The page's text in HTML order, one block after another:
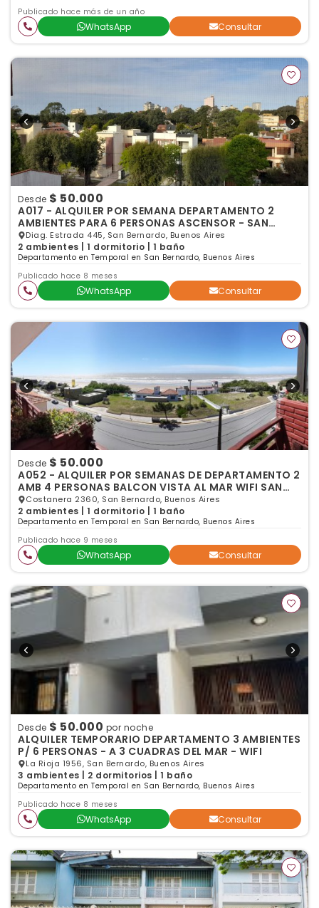
Publicado hace más de un año
WhatsApp Consultar
Desde $ 50.000
A017 - ALQUILER POR SEMANA DEPARTAMENTO 2
AMBIENTES PARA 6 PERSONAS ASCENSOR - SAN
BERNARDO
Diag. Estrada 445, San Bernardo, Buenos Aires
2 ambientes | 1 dormitorio | 1 baño
Departamento en Temporal en San Bernardo, Buenos Aires
Publicado hace 8 meses
WhatsApp Consultar
Desde $ 50.000
A052 - ALQUILER POR SEMANAS DE DEPARTAMENTO 2
AMB 4 PERSONAS BALCON VISTA AL MAR WIFI SAN
BERNARDO
Costanera 2360, San Bernardo, Buenos Aires
2 ambientes | 1 dormitorio | 1 baño
Departamento en Temporal en San Bernardo, Buenos Aires
Publicado hace 9 meses
WhatsApp Consultar
Desde $ 50.000 por noche
ALQUILER TEMPORARIO DEPARTAMENTO 3 AMBIENTES
P/ 6 PERSONAS - A 3 CUADRAS DEL MAR - WIFI
La Rioja 1956, San Bernardo, Buenos Aires
3 ambientes | 2 dormitorios | 1 baño
Departamento en Temporal en San Bernardo, Buenos Aires
Publicado hace 8 meses
WhatsApp Consultar